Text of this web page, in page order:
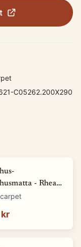
C05262.200X290
- Rhea
(Storlek: 80 x